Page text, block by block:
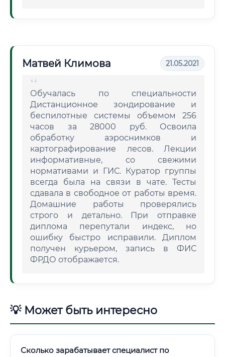
Матвей Климова 21.05.2021
Обучалась по специальности
Дистанционное зондирование и
беспилотные системы объемом 256
часов за 28000 руб. Освоила
обработку аэроснимков и
картографирование лесов. Лекции
информативные, со свежими
нормативами и ГИС. Куратор группы
всегда была на связи в чате. Тесты
сдавала в свободное от работы время.
Домашние работы проверялись
строго и детально. При отправке
диплома перепутали индекс, но
ошибку быстро исправили. Диплом
получен курьером, запись в ФИС
ФРДО отображается.
💡 Может быть интересно
Сколько зарабатывает специалист по